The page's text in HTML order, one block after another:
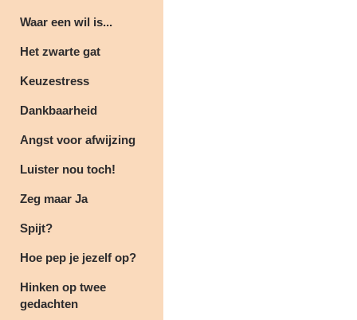
Waar een wil is...
Het zwarte gat
Keuzestress
Dankbaarheid
Angst voor afwijzing
Luister nou toch!
Zeg maar Ja
Spijt?
Hoe pep je jezelf op?
Hinken op twee
gedachten